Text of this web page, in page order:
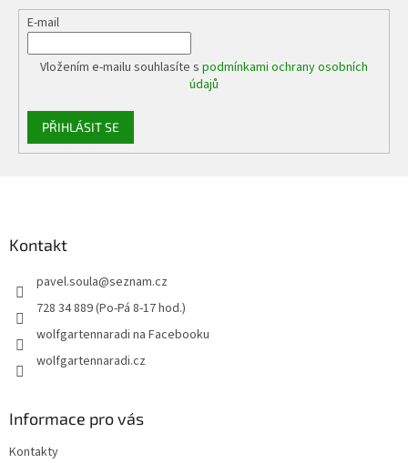
E-mail
Vložením e-mailu souhlasíte s podmínkami ochrany osobních
údajů
PŘIHLÁSIT SE
Kontakt
pavel.soula@seznam.cz
728 34 889 (Po-Pá 8-17 hod.)
wolfgartennaradi na Facebooku
wolfgartennaradi.cz
Informace pro vás
Kontakty